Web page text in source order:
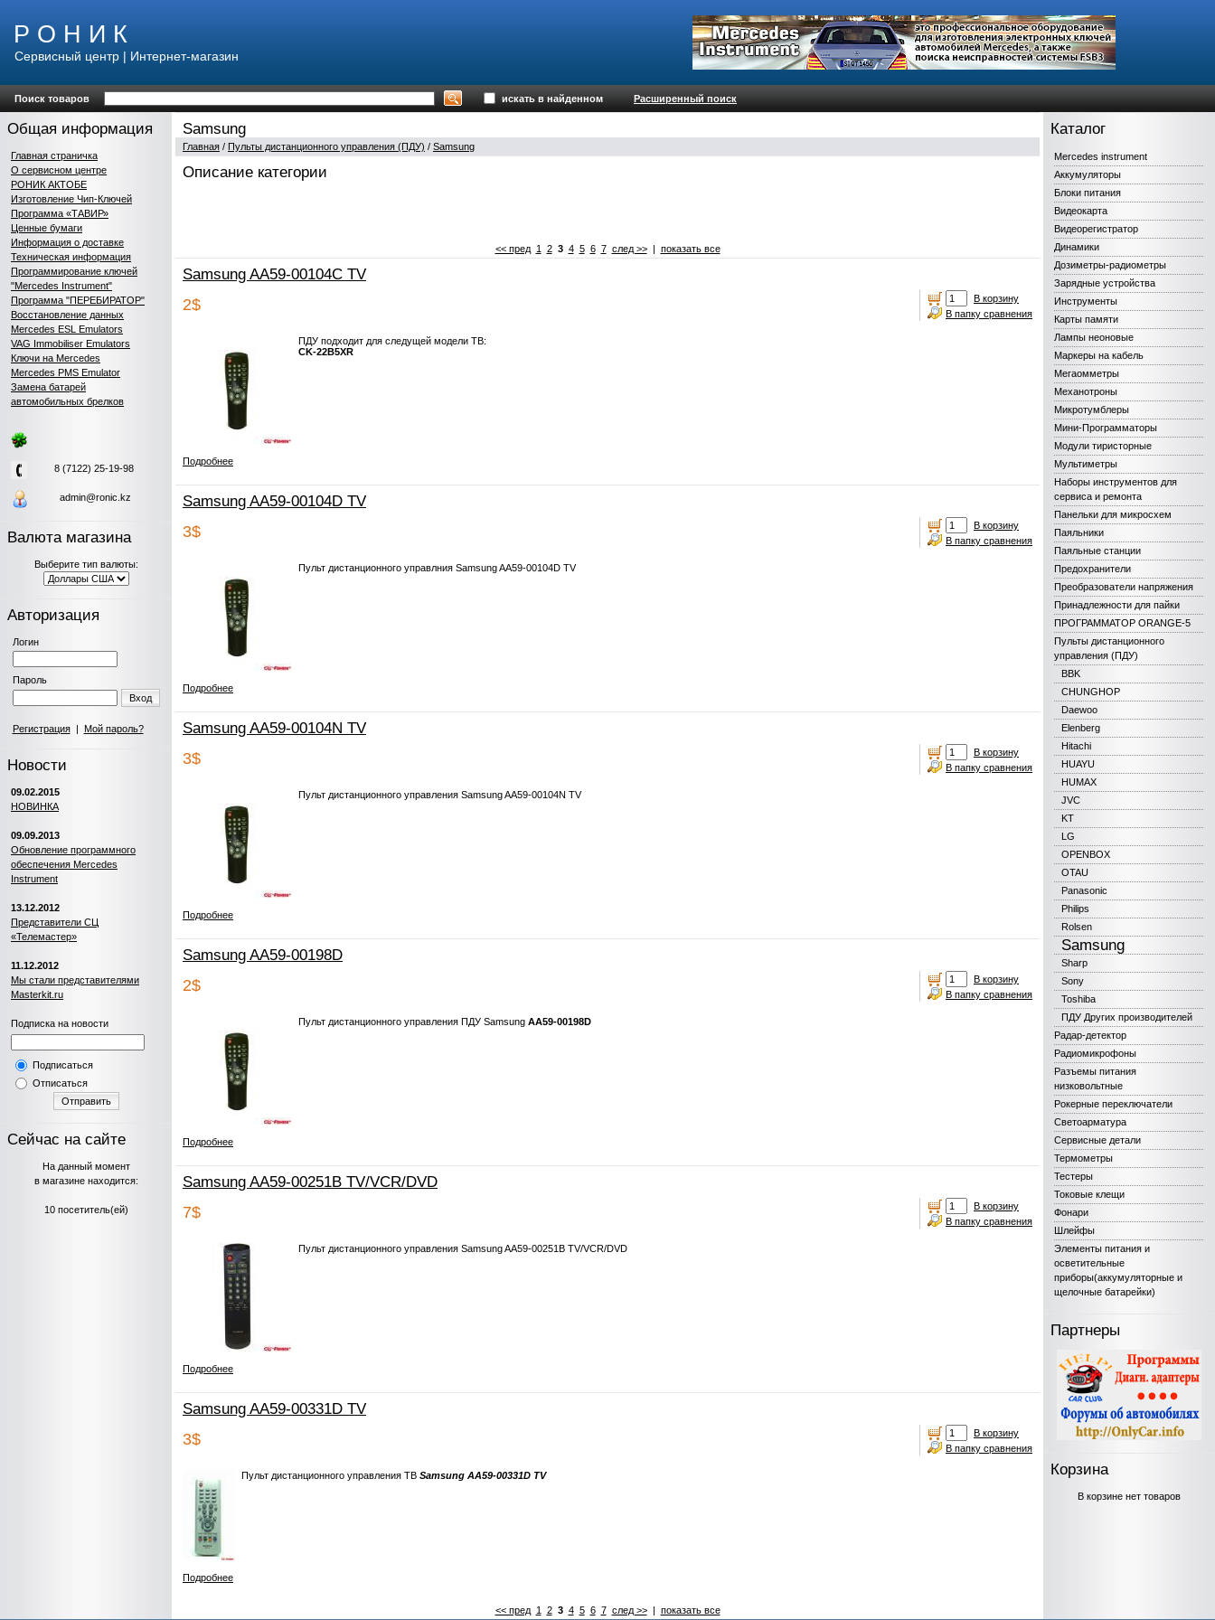
Р О Н И К
Сервисный центр | Интернет-магазин
Поиск товаров искать в найденном Расширенный поиск
Общая информация
Главная страничка
О сервисном центре
РОНИК АКТОБЕ
Изготовление Чип-Ключей
Программа «ТАВИР»
Ценные бумаги
Информация о доставке
Техническая информация
Программирование ключей
"Mercedes Instrument"
Программа "ПЕРЕБИРАТОР"
Восстановление данных
Mercedes ESL Emulators
VAG Immobiliser Emulators
Ключи на Mercedes
Mercedes PMS Emulator
Замена батарей
автомобильных брелков
8 (7122) 25-19-98
admin@ronic.kz
Валюта магазина
Выберите тип валюты:
Авторизация
Логин
Пароль
Вход
Регистрация| Мой пароль?
Новости
09.02.2015
НОВИНКА
09.09.2013
Обновление программного
обеспечения Mercedes
Instrument
13.12.2012
Представители СЦ
«Телемастер»
11.12.2012
Мы стали представителями
Masterkit.ru
Подписка на новости
Подписаться
Отписаться
Отправить
Сейчас на сайте
На данный момент
в магазине находится:
10 посетитель(ей)
Samsung
Главная / Пульты дистанционного управления (ПДУ) / Samsung
Описание категории
<< пред 1 2 3 4 5 6 7 след >>| показать все
Samsung AA59-00104C TV
2$
В корзину
В папку сравнения
ПДУ подходит для следущей модели ТВ:
CK-22B5XR
Подробнее
Samsung AA59-00104D TV
3$
В корзину
В папку сравнения
Пульт дистанционного управлния Samsung AA59-00104D TV
Подробнее
Samsung AA59-00104N TV
3$
В корзину
В папку сравнения
Пульт дистанционного управления Samsung AA59-00104N TV
Подробнее
Samsung AA59-00198D
2$
В корзину
В папку сравнения
Пульт дистанционного управления ПДУ Samsung AA59-00198D
Подробнее
Samsung AA59-00251B TV/VCR/DVD
7$
В корзину
В папку сравнения
Пульт дистанционного управления Samsung AA59-00251B TV/VCR/DVD
Подробнее
Samsung AA59-00331D TV
3$
В корзину
В папку сравнения
Пульт дистанционного управления ТВ Samsung AA59-00331D TV
Подробнее
<< пред 1 2 3 4 5 6 7 след >>| показать все
Каталог
Mercedes instrument
Аккумуляторы
Блоки питания
Видеокарта
Видеорегистратор
Динамики
Дозиметры-радиометры
Зарядные устройства
Инструменты
Карты памяти
Лампы неоновые
Маркеры на кабель
Мегаомметры
Механотроны
Микротумблеры
Мини-Программаторы
Модули тиристорные
Мультиметры
Наборы инструментов для
сервиса и ремонта
Панельки для микросхем
Паяльники
Паяльные станции
Предохранители
Преобразователи напряжения
Принадлежности для пайки
ПРОГРАММАТОР ORANGE-5
Пульты дистанционного
управления (ПДУ)
BBK
CHUNGHOP
Daewoo
Elenberg
Hitachi
HUAYU
HUMAX
JVC
KT
LG
OPENBOX
OTAU
Panasonic
Philips
Rolsen
Samsung
Sharp
Sony
Toshiba
ПДУ Других производителей
Радар-детектор
Радиомикрофоны
Разъемы питания
низковольтные
Рокерные переключатели
Светоарматура
Сервисные детали
Термометры
Тестеры
Токовые клещи
Фонари
Шлейфы
Элементы питания и
осветительные
приборы(аккумуляторные и
щелочные батарейки)
Партнеры
Корзина
В корзине нет товаров